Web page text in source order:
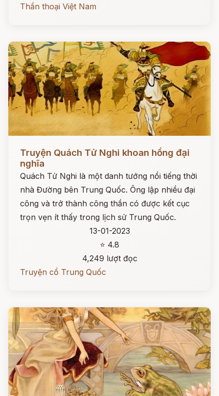
Thần thoại Việt Nam
Truyện Quách Tử Nghi khoan hồng đại
nghĩa
Quách Tử Nghi là một danh tướng nổi tiếng thời
nhà Đường bên Trung Quốc. Ông lập nhiều đại
công và trở thành công thần có được kết cục
trọn vẹn ít thấy trong lịch sử Trung Quốc.
13-01-2023
⭐ 4.8
4,249 lượt đọc
Truyện cổ Trung Quốc